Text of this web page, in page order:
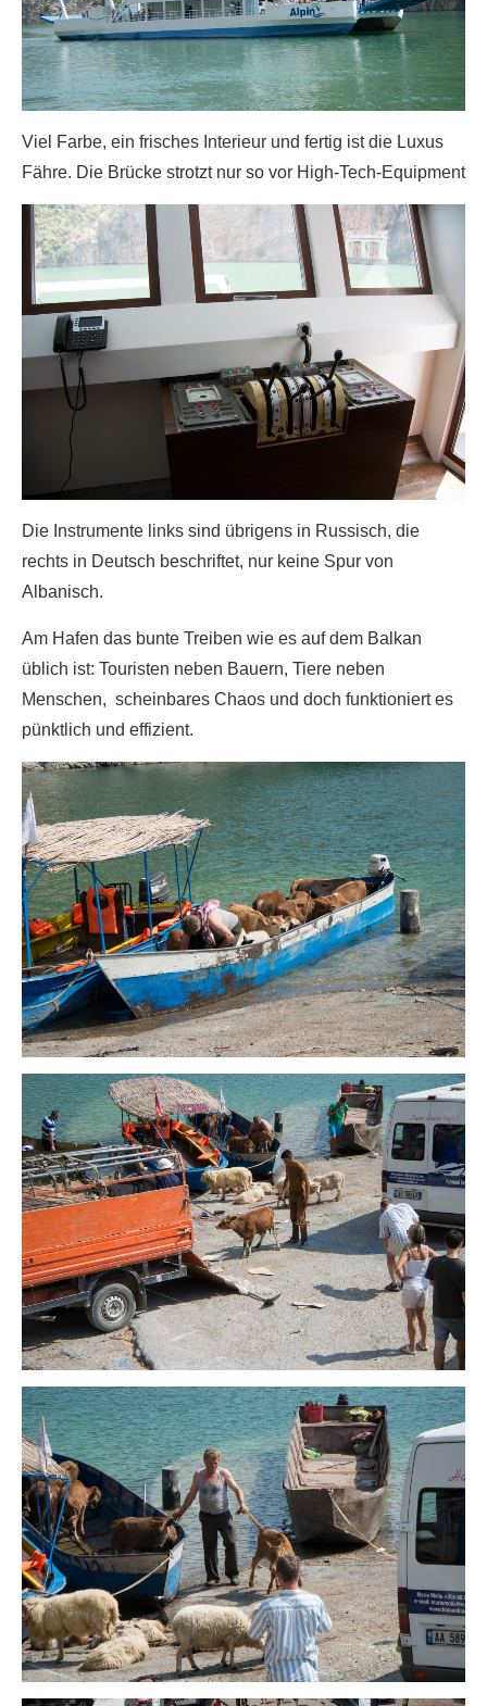
Viel Farbe, ein frisches Interieur und fertig ist die Luxus
Fähre. Die Brücke strotzt nur so vor High-Tech-Equipment
Die Instrumente links sind übrigens in Russisch, die
rechts in Deutsch beschriftet, nur keine Spur von
Albanisch.
Am Hafen das bunte Treiben wie es auf dem Balkan
üblich ist: Touristen neben Bauern, Tiere neben
Menschen, scheinbares Chaos und doch funktioniert es
pünktlich und effizient.